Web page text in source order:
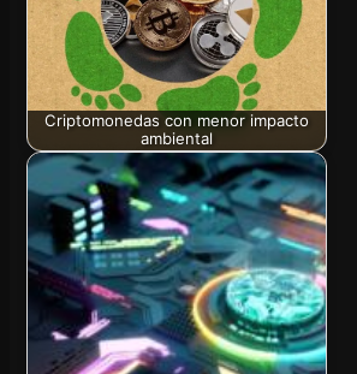
Criptomonedas con menor impacto
ambiental